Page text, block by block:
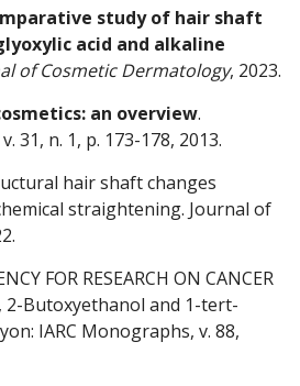
study of hair shaft
acid and alkaline
of Cosmetic Dermatology, 2023.
an overview.
31, n. 1, p. 173-178, 2013.
hair shaft changes
straightening. Journal of
FOR RESEARCH ON CANCER
2-Butoxyethanol and 1-tert-
IARC Monographs, v. 88,